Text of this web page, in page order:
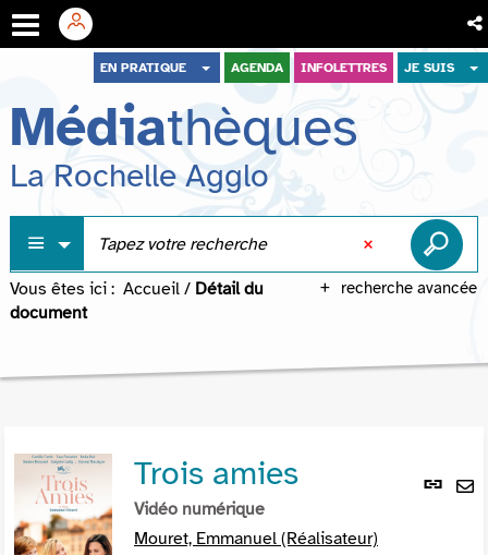
menu
contenu
recherche
EN PRATIQUE AGENDA INFOLETTRES JE SUIS
Médiathèques
La Rochelle Agglo
recherche avancée
Vous êtes ici : Accueil / Détail du
document
Lien
Trois amies
Vidéo numérique
Mouret, Emmanuel (Réalisateur)